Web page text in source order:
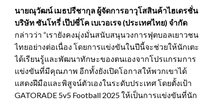
นายณุวัฒน์ เมธปรีชากุล ผู้จัดการอาวุโสสินค้าไฮเดรชั่น
บริษัท ซันโทรี่ เป๊ปซี่โค เบเวอเรจ (ประเทศไทย) จำกัด
กล่าวว่า “เรายังคงมุ่งมั่นสนับสนุนวงการฟุตบอลเยาวชน
ไทยอย่างต่อเนื่อง โดยการแข่งขันในปีนี้จะช่วยให้นักเตะ
ได้เรียนรู้และพัฒนาทักษะของตนเองจากโปรแกรมการ
แข่งขันที่มีคุณภาพ อีกทั้งยังเปิดโอกาสให้พวกเขาได้
แสดงฝีมือและพิสูจน์ตัวเองในระดับประเทศ โดยตั้งเป้า
GATORADE 5v5 Football 2025 ให้เป็นการแข่งขันที่นัก